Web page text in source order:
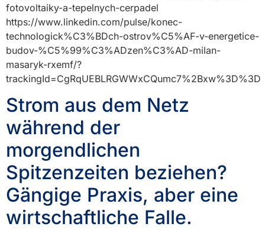
fotovoltaiky-a-tepelnych-cerpadel
https://www.linkedin.com/pulse/konec-
technologick%C3%BDch-ostrov%C5%AF-v-energetice-
budov-%C5%99%C3%ADzen%C3%AD-milan-
masaryk-rxemf/?
trackingId=CgRqUEBLRGWWxCQumc7%2Bxw%3D%3D
Strom aus dem Netz
während der
morgendlichen
Spitzenzeiten beziehen?
Gängige Praxis, aber eine
wirtschaftliche Falle.